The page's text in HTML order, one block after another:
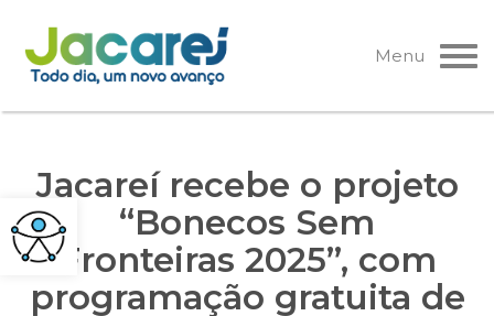
Pular
para
o
Menu
Jacareí recebe o projeto
“Bonecos Sem
Fronteiras 2025”, com
programação gratuita de